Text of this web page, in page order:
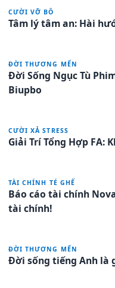
CƯỜI VỠ BÔ
Tâm lý tâm an: Hài
ĐỜI THƯƠNG MẾN
Đời Sống Ngục Tù
Biupbo
CƯỜI XẢ STRESS
Giải Trí Tổng Hợp FA:
TÀI CHÍNH TÉ GHẾ
Báo cáo tài chính
tài chính!
ĐỜI THƯƠNG MẾN
Đời sống tiếng Anh là